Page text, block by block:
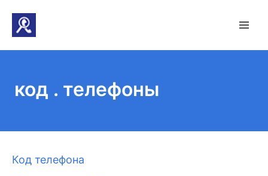
код . телефоны
Код телефона